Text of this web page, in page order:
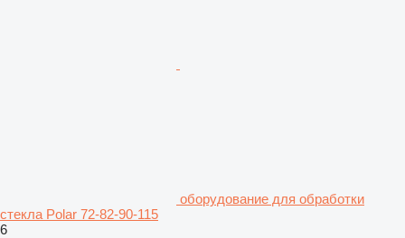
оборудование для обработки
стекла Polar 72-82-90-115
6